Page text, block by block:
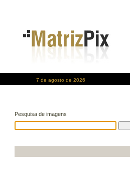
7 de agosto de 2026
Pesquisa de imagens